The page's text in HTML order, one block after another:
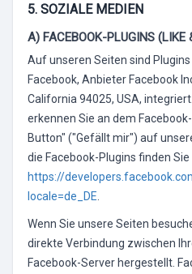
5. SOZIALE MEDIEN
A) FACEBOOK-PLUGINS (LIKE
Auf unseren Seiten sind
Facebook, Anbieter Facebook
California 94025, USA,
erkennen Sie an dem
Button" ("Gefällt mir") auf
die Facebook-Plugins finden Sie
https://
locale=de_DE
Wenn Sie unsere Seiten
direkte Verbindung zwischen
Facebook-Server hergestellt.